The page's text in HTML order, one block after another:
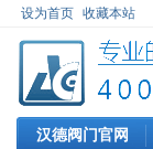
设为首页 收藏本站
汉德阀门官网